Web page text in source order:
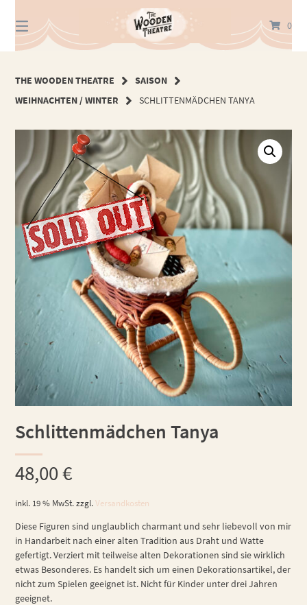
zum
Inhalt
0
THE WOODEN THEATRE
SAISON
WEIHNACHTEN / WINTER
SCHLITTENMÄDCHEN TANYA
Schlittenmädchen Tanya
48,00€
inkl. 19 % MwSt. zzgl.Versandkosten
Diese Figuren sind unglaublich charmant und sehr liebevoll von mir
in Handarbeit nach einer alten Tradition aus Draht und Watte
gefertigt. Verziert mit teilweise alten Dekorationen sind sie wirklich
etwas Besonderes. Es handelt sich um einen Dekorationsartikel, der
nicht zum Spielen geeignet ist. Nicht für Kinder unter drei Jahren
geeignet.